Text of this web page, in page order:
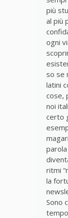
più
al più
ogni
so se
latini
cose,
noi
certo
ritmi
la
Sono